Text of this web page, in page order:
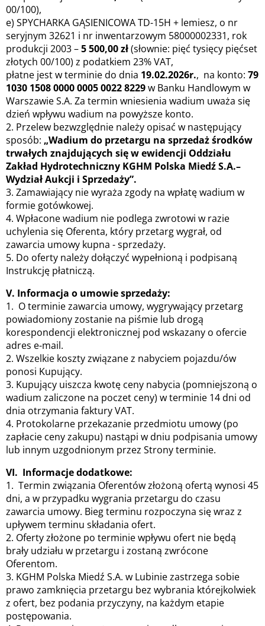
00/100),
e) SPYCHARKA GĄSIENICOWA TD-15H + lemiesz, o nr
seryjnym 32621 i nr inwentarzowym 58000002331, rok
produkcji 2003 –5 500,00 zł(słownie: pięć tysięcy pięćset
złotych 00/100) z podatkiem 23% VAT,
płatne jest w terminie do dnia 19.02.2026r., na konto: 79
1030 1508 0000 0005 0022 8229w Banku Handlowym w
Warszawie S.A. Za termin wniesienia wadium uważa się
dzień wpływu wadium na powyższe konto.
2. Przelew bezwzględnie należy opisać w następujący
sposób: „Wadium do przetargu na sprzedaż środków
trwałych znajdujących się w ewidencji Oddziału
Zakład Hydrotechniczny KGHM Polska Miedź S.A.–
Wydział Aukcji i Sprzedaży”.
3. Zamawiający nie wyraża zgody na wpłatę wadium w
formie gotówkowej.
4. Wpłacone wadium nie podlega zwrotowi w razie
uchylenia się Oferenta, który przetarg wygrał, od
zawarcia umowy kupna - sprzedaży.
5. Do oferty należy dołączyć wypełnioną i podpisaną
Instrukcję płatniczą.
V. Informacja o umowie sprzedaży:
1. O terminie zawarcia umowy, wygrywający przetarg
powiadomiony zostanie na piśmie lub drogą
korespondencji elektronicznej pod wskazany o ofercie
adres e-mail.
2. Wszelkie koszty związane z nabyciem pojazdu/ów
ponosi Kupujący.
3. Kupujący uiszcza kwotę ceny nabycia (pomniejszoną o
wadium zaliczone na poczet ceny) w terminie 14 dni od
dnia otrzymania faktury VAT.
4. Protokolarne przekazanie przedmiotu umowy (po
zapłacie ceny zakupu) nastąpi w dniu podpisania umowy
lub innym uzgodnionym przez Strony terminie.
VI. Informacje dodatkowe:
1. Termin związania Oferentów złożoną ofertą wynosi 45
dni, a w przypadku wygrania przetargu do czasu
zawarcia umowy. Bieg terminu rozpoczyna się wraz z
upływem terminu składania ofert.
2. Oferty złożone po terminie wpływu ofert nie będą
brały udziału w przetargu i zostaną zwrócone
Oferentom.
3. KGHM Polska Miedź S.A. w Lubinie zastrzega sobie
prawo zamknięcia przetargu bez wybrania którejkolwiek
z ofert, bez podania przyczyny, na każdym etapie
postępowania.